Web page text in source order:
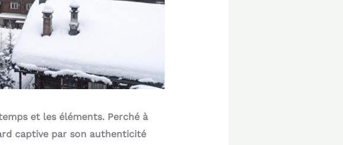
et les éléments. Perché à
captive par son authenticité